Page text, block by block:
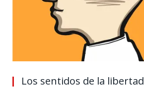
Los sentidos de la libertad